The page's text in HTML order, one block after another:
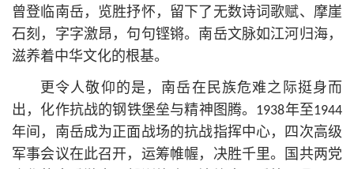
曾登临南岳，览胜抒怀，留下了无数诗词歌赋、摩崖
石刻，字字激昂，句句铿锵。南岳文脉如江河归海，
滋养着中华文化的根基。
更令人敬仰的是，南岳在民族危难之际挺身而
出，化作抗战的钢铁堡垒与精神图腾。1938年至1944
年间，南岳成为正面战场的抗战指挥中心，四次高级
军事会议在此召开，运筹帷幄，决胜千里。国共两党